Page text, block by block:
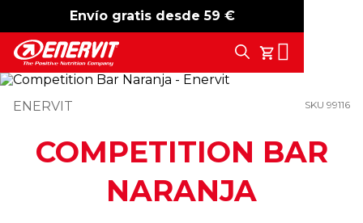
Envío gratis desde 59 €
-15% free shipping
Tu Carrito
Search
ENERVIT SKU 99116
COMPETITION BAR
NARANJA